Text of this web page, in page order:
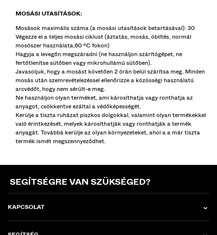
MOSÁSI UTASÍTÁSOK:
Mosások maximális száma (a mosási utasítások betartásával): 30
Végezze el a teljes mosási ciklust (áztatás, mosás, öblítés, normál
mosószer használata,60 ºC fokon)
Hagyja a levegőn megszáradni (ne használjon szárítógépet, ne
fertőtlenítse sütőben vagy mikrohullámú sütőben).
Javasoljuk, hogy a mosást követően 2 órán belül szárítsa meg. Minden
mosás után szemrevételezéssel ellenőrizze a közösségi használatú
arcvédőt, hogy nem sérült-e meg.
Ne használjon olyan terméket, ami károsíthatja vagy ronthatja az
anyagot, csökkentve ezáltal a védőképességét.
Kerülje a tiszta ruházat piszkos dolgokkal, valamint olyan termékekkel
való érintkezését, melyek károsíthatják vagy ronthatják a termék
anyagát. Továbbá kerülje az olyan környezeteket, ahol a a már tiszta
termék ismét megszennyeződhet.
SEGÍTSÉGRE VAN SZÜKSÉGED?
KAPCSOLAT